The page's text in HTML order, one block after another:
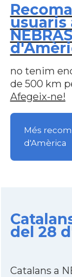
usuaris
no tenim
de 500 km
Afegeix-ne!
Més
d'Amèrica
del 28
Catalans a